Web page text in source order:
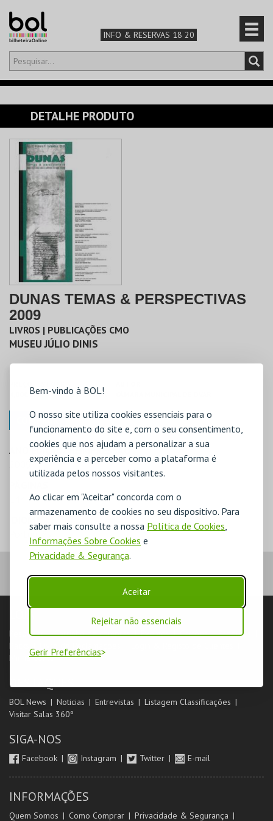
Bem-vindo à BOL!
O nosso site utiliza cookies essenciais para o
funcionamento do site e, com o seu consentimento,
cookies que nos ajudam a personalizar a sua
experiência e a perceber como a plataforma é
utilizada pelos nossos visitantes.
Ao clicar em "Aceitar" concorda com o
armazenamento de cookies no seu dispositivo. Para
saber mais consulte a nossa Política de Cookies
Informações Sobre Cookies e
Privacidade & Segurança.
Aceitar
Rejeitar não essenciais
Gerir Preferências
INFO & RESERVAS 18 20
Olá,iniciar sessão
CARRINHO 0
TEATRO & ARTE
MÚSICA & FESTIVAIS
FAMÍLIA
DESPORTO & AVENTURA
DETALHE PRODUTO
DUNAS TEMAS & PERSPECTIVAS
2009
LIVROS | PUBLICAÇÕES CMO
MUSEU JÚLIO DINIS
COM STOCK
COMPRAR
ANO EDIÇÃO/ REIMPRESSÃO
2009
Português
LOJA
Pesquisar Carrinho de compras Eventos Cartões
Produtos
Packs
Livro de Reclamações
Minha Conta
DESTAQUES
BOL News Noticias Entrevistas
Listagem Classificações
Visitar Salas 360º
SIGA-NOS
Facebook Instagram Twitter E-mail
INFORMAÇÕES
Quem Somos Como Comprar Privacidade & Segurança